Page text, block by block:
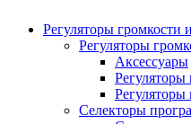
Регуляторы громкости
Регуляторы
Аксессуары
Регуляторы
Регуляторы
Селекторы